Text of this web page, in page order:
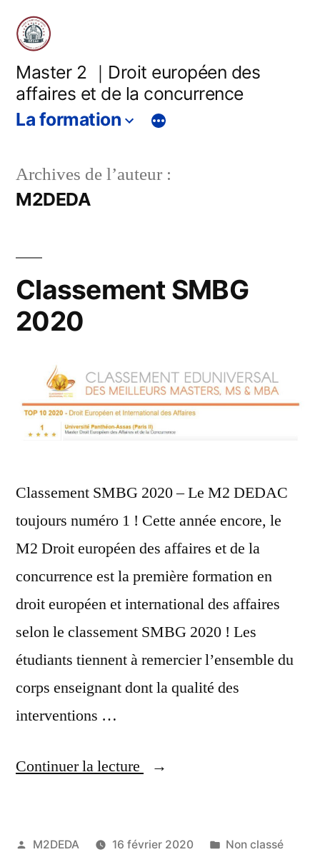
Master 2 ｜Droit européen des
affaires et de la concurrence
La formation
Archives de l’auteur :
M2DEDA
Classement SMBG
2020
Classement SMBG 2020 – Le M2 DEDAC
toujours numéro 1 ! Cette année encore, le
M2 Droit européen des affaires et de la
concurrence est la première formation en
droit européen et international des affaires
selon le classement SMBG 2020 ! Les
étudiants tiennent à remercier l’ensemble du
corps enseignant dont la qualité des
interventions …
Continuer la lecture
M2DEDA 16 février 2020 Non classé